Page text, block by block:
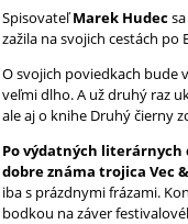
SpisovateľMarek Hudecsa
zažila na svojich cestách
O svojich poviedkach bude
veľmi dlho. A už druhý raz
ale aj o knihe Druhý čierny
Po výdatných literárnych
dobre známa trojica Vec
iba s prázdnymi frázami.
bodkou na záver